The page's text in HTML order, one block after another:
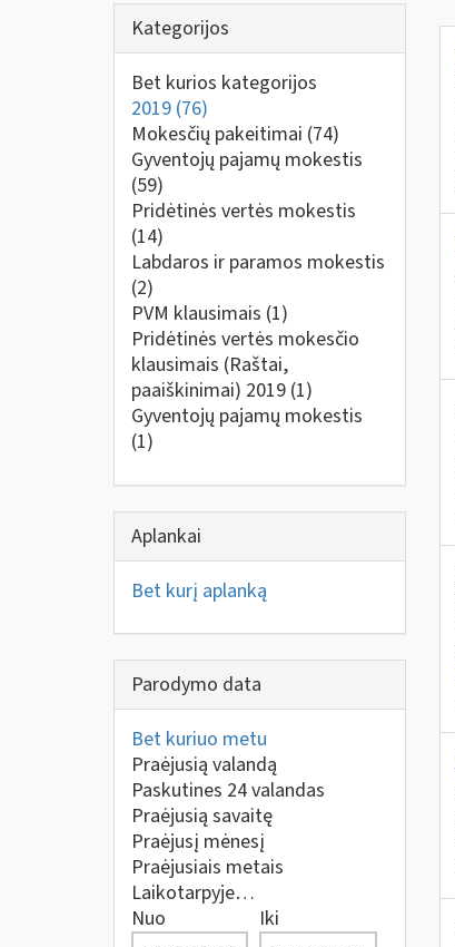
Kategorijos
Bet kurios kategorijos
2019 (76)
Mokesčių pakeitimai (74)
Gyventojų pajamų mokestis
(59)
Pridėtinės vertės mokestis
(14)
Labdaros ir paramos mokestis
(2)
PVM klausimais (1)
Pridėtinės vertės mokesčio
klausimais (Raštai,
paaiškinimai) 2019 (1)
Gyventojų pajamų mokestis
(1)
Aplankai
Bet kurį aplanką
Parodymo data
Bet kuriuo metu
Praėjusią valandą
Paskutines 24 valandas
Praėjusią savaitę
Praėjusį mėnesį
Praėjusiais metais
Laikotarpyje…
Nuo
Iki